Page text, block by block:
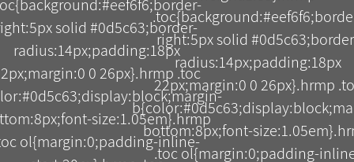
right:5px solid
radius:14px;padding:18px
22px;margin:0 0 26px}.hrmp
bottom:8px;font-
.toc ol{margin:0;padding-
solid #0d5c63;border-
radius:14px;padding:18px
0 26px}.hrmp .toc
size:1.05em}.hrmp
ol{margin:0;padding-inline-